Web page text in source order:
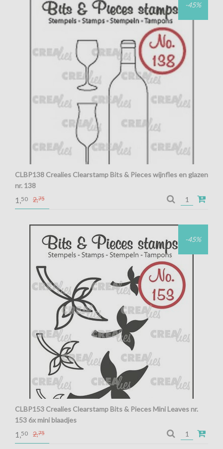
-45%
CLBP138 Crealies Clearstamp Bits & Pieces wijnfles en glazen
nr. 138
Crealies Clearstamp Bits & Pieces wijnfles en glazen nr. 138
1,50 2,75
-45%
CLBP153 Crealies Clearstamp Bits & Pieces Mini Leaves nr.
153 6x mini blaadjes
Crealies Clearstamp Bits & Pieces Mini Leaves nr. 153 6x mini
blaadjes
1,50 2,75